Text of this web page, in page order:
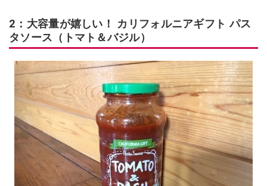
2：大容量が嬉しい！ カリフォルニアギフト パス
タソース（トマト＆バジル）